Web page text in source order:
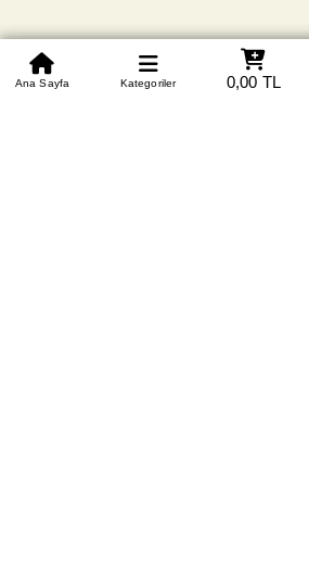
0850 305 09 70
Beden Tablosu Banka Hesapları
Ana Sayfa Kategoriler 0,00 TL